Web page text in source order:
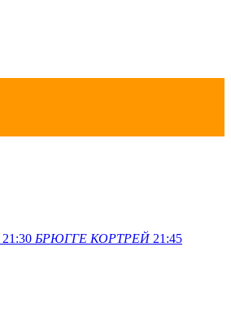
21:30 БРЮГГЕ КОРТРЕЙ 21:45